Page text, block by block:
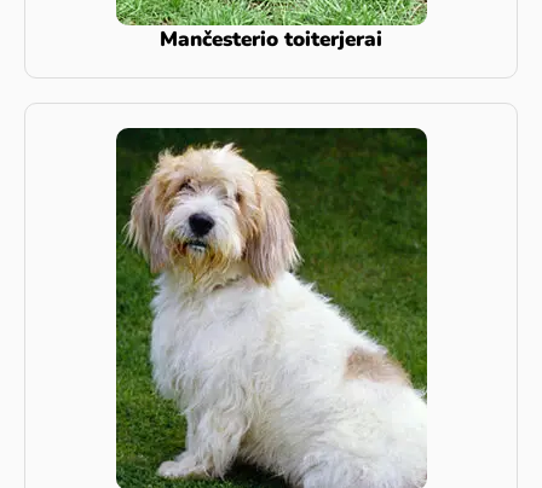
Mančesterio toiterjerai